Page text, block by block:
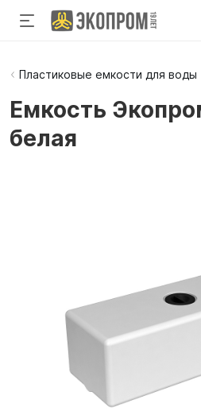
Пластиковые емкости для воды
Емкость
белая